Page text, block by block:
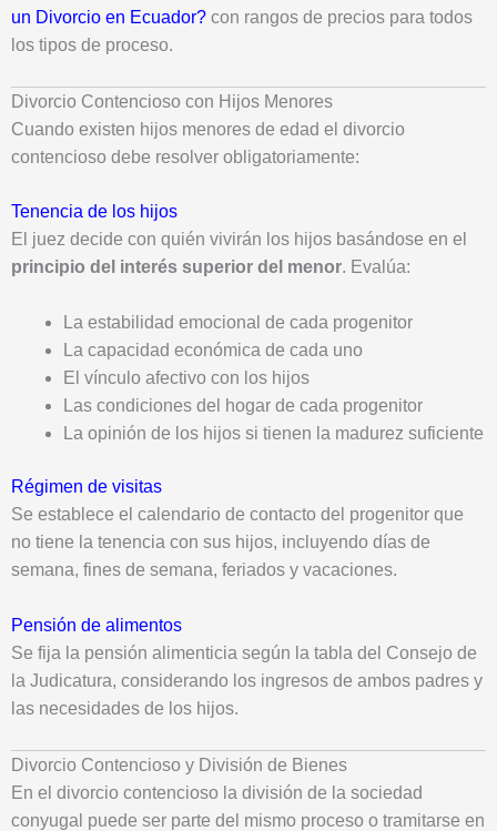
un Divorcio en Ecuador? con rangos de precios para todos
los tipos de proceso.
Divorcio Contencioso con Hijos Menores
Cuando existen hijos menores de edad el divorcio
contencioso debe resolver obligatoriamente:
Tenencia de los hijos
El juez decide con quién vivirán los hijos basándose en el
principio del interés superior del menor. Evalúa:
La estabilidad emocional de cada progenitor
La capacidad económica de cada uno
El vínculo afectivo con los hijos
Las condiciones del hogar de cada progenitor
La opinión de los hijos si tienen la madurez suficiente
Régimen de visitas
Se establece el calendario de contacto del progenitor que
no tiene la tenencia con sus hijos, incluyendo días de
semana, fines de semana, feriados y vacaciones.
Pensión de alimentos
Se fija la pensión alimenticia según la tabla del Consejo de
la Judicatura, considerando los ingresos de ambos padres y
las necesidades de los hijos.
Divorcio Contencioso y División de Bienes
En el divorcio contencioso la división de la sociedad
conyugal puede ser parte del mismo proceso o tramitarse en